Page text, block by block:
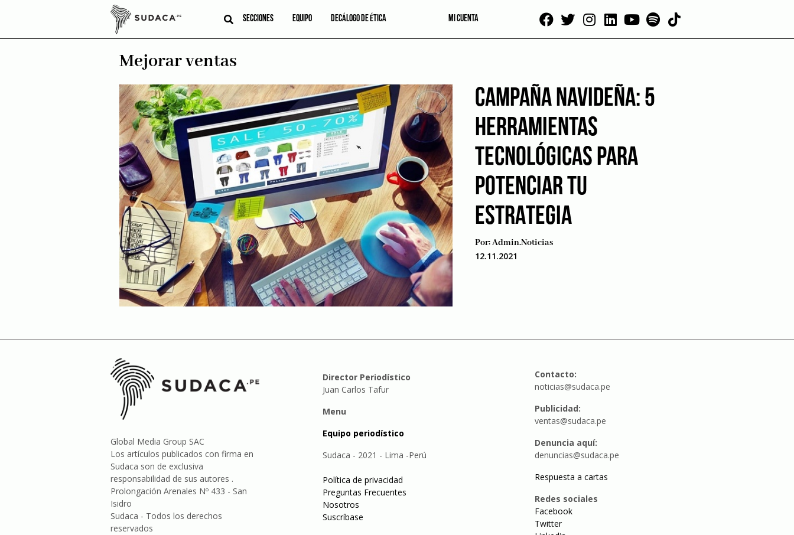
SECCIONES EQUIPO DECÁLOGO DE ÉTICA MI CUENTA
Mejorar ventas
CAMPAÑA NAVIDEÑA: 5
HERRAMIENTAS
TECNOLÓGICAS PARA
POTENCIAR TU
ESTRATEGIA
Por:Admin.noticias
12.11.2021
Global Media Group SAC
Los artículos publicados con firma en
Sudaca son de exclusiva
responsabilidad de sus autores .
Prolongación Arenales Nº 433 - San
Isidro
Sudaca - Todos los derechos
reservados
Director Periodístico
Juan Carlos Tafur
Menu
Equipo periodístico
Sudaca - 2021 - Lima -Perú
Política de privacidad
Preguntas Frecuentes
Nosotros
Suscríbase
Contacto:
noticias@sudaca.pe
Publicidad:
ventas@sudaca.pe
Denuncia aquí:
denuncias@sudaca.pe
Respuesta a cartas
Redes sociales
Facebook
Twitter